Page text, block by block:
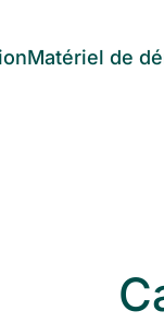
Matériel de